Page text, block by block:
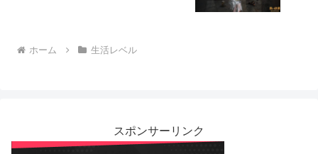
ホーム 生活レベル
スポンサーリンク